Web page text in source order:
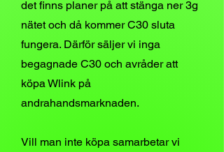
det finns planer på att stänga ner 3g
nätet och då kommer C30 sluta
fungera. Därför säljer vi inga
begagnade C30 och avråder att
köpa Wlink på
andrahandsmarknaden.
Vill man inte köpa samarbetar vi